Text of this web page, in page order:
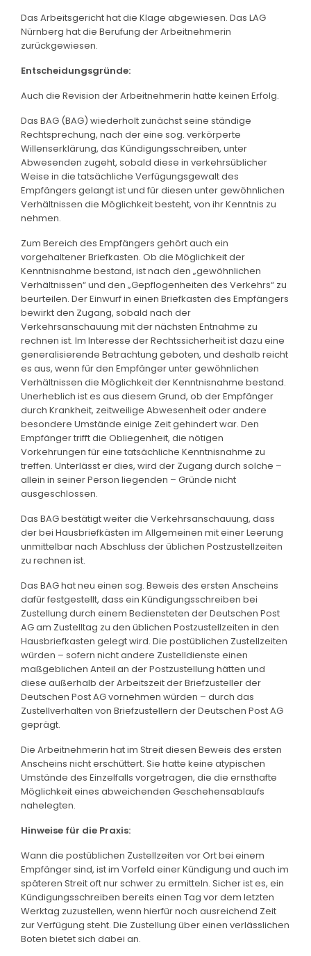
Das Arbeitsgericht hat die Klage abgewiesen. Das LAG
Nürnberg hat die Berufung der Arbeitnehmerin
zurückgewiesen.
Entscheidungsgründe:
Auch die Revision der Arbeitnehmerin hatte keinen Erfolg.
Das BAG (BAG) wiederholt zunächst seine ständige
Rechtsprechung, nach der eine sog. verkörperte
Willenserklärung, das Kündigungsschreiben, unter
Abwesenden zugeht, sobald diese in verkehrsüblicher
Weise in die tatsächliche Verfügungsgewalt des
Empfängers gelangt ist und für diesen unter gewöhnlichen
Verhältnissen die Möglichkeit besteht, von ihr Kenntnis zu
nehmen.
Zum Bereich des Empfängers gehört auch ein
vorgehaltener Briefkasten. Ob die Möglichkeit der
Kenntnisnahme bestand, ist nach den „gewöhnlichen
Verhältnissen“ und den „Gepflogenheiten des Verkehrs“ zu
beurteilen. Der Einwurf in einen Briefkasten des Empfängers
bewirkt den Zugang, sobald nach der
Verkehrsanschauung mit der nächsten Entnahme zu
rechnen ist. Im Interesse der Rechtssicherheit ist dazu eine
generalisierende Betrachtung geboten, und deshalb reicht
es aus, wenn für den Empfänger unter gewöhnlichen
Verhältnissen die Möglichkeit der Kenntnisnahme bestand.
Unerheblich ist es aus diesem Grund, ob der Empfänger
durch Krankheit, zeitweilige Abwesenheit oder andere
besondere Umstände einige Zeit gehindert war. Den
Empfänger trifft die Obliegenheit, die nötigen
Vorkehrungen für eine tatsächliche Kenntnisnahme zu
treffen. Unterlässt er dies, wird der Zugang durch solche –
allein in seiner Person liegenden – Gründe nicht
ausgeschlossen.
Das BAG bestätigt weiter die Verkehrsanschauung, dass
der bei Hausbriefkästen im Allgemeinen mit einer Leerung
unmittelbar nach Abschluss der üblichen Postzustellzeiten
zu rechnen ist.
Das BAG hat neu einen sog. Beweis des ersten Anscheins
dafür festgestellt, dass ein Kündigungsschreiben bei
Zustellung durch einem Bediensteten der Deutschen Post
AG am Zustelltag zu den üblichen Postzustellzeiten in den
Hausbriefkasten gelegt wird. Die postüblichen Zustellzeiten
würden – sofern nicht andere Zustelldienste einen
maßgeblichen Anteil an der Postzustellung hätten und
diese außerhalb der Arbeitszeit der Briefzusteller der
Deutschen Post AG vornehmen würden – durch das
Zustellverhalten von Briefzustellern der Deutschen Post AG
geprägt.
Die Arbeitnehmerin hat im Streit diesen Beweis des ersten
Anscheins nicht erschüttert. Sie hatte keine atypischen
Umstände des Einzelfalls vorgetragen, die die ernsthafte
Möglichkeit eines abweichenden Geschehensablaufs
nahelegten.
Hinweise für die Praxis:
Wann die postüblichen Zustellzeiten vor Ort bei einem
Empfänger sind, ist im Vorfeld einer Kündigung und auch im
späteren Streit oft nur schwer zu ermitteln. Sicher ist es, ein
Kündigungsschreiben bereits einen Tag vor dem letzten
Werktag zuzustellen, wenn hierfür noch ausreichend Zeit
zur Verfügung steht. Die Zustellung über einen verlässlichen
Boten bietet sich dabei an.